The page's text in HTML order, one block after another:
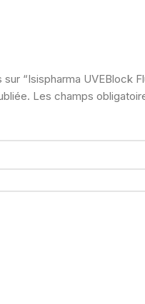
“Isispharma UVEBlock
Les champs